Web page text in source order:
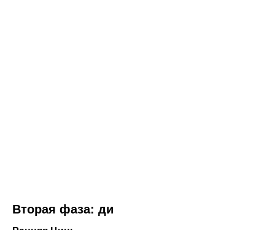
Вторая фаза: ди